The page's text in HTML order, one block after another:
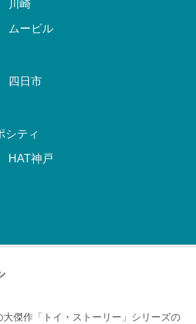
川崎
ムービル
四日市
シティ
HAT神戸
傑作「トイ・ストーリー」シリーズの